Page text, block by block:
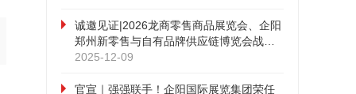
诚邀见证|2026龙商零售商品展览会、企阳
郑州新零售与自有品牌供应链博览会战略
合作发布会即将召开！
2025-12-09
官宣｜强强联手！企阳国际展览集团荣任